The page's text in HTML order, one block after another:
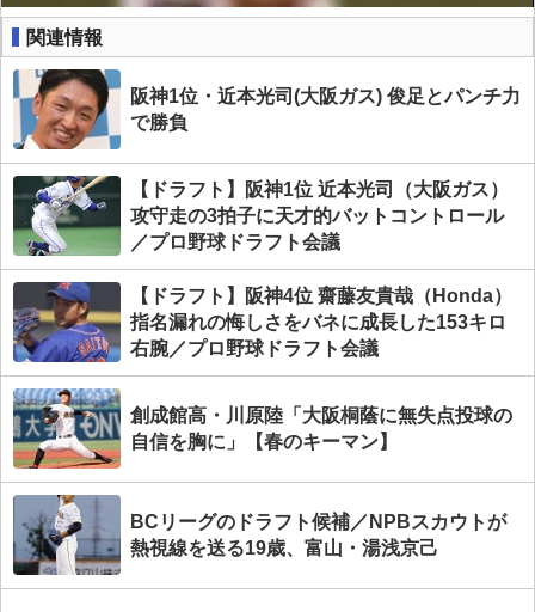
関連情報
阪神1位・近本光司(大阪ガス) 俊足とパンチ力
で勝負
【ドラフト】阪神1位 近本光司（大阪ガス）
攻守走の3拍子に天才的バットコントロール
／プロ野球ドラフト会議
【ドラフト】阪神4位 齋藤友貴哉（Honda）
指名漏れの悔しさをバネに成長した153キロ
右腕／プロ野球ドラフト会議
創成館高・川原陸「大阪桐蔭に無失点投球の
自信を胸に」【春のキーマン】
BCリーグのドラフト候補／NPBスカウトが
熱視線を送る19歳、富山・湯浅京己